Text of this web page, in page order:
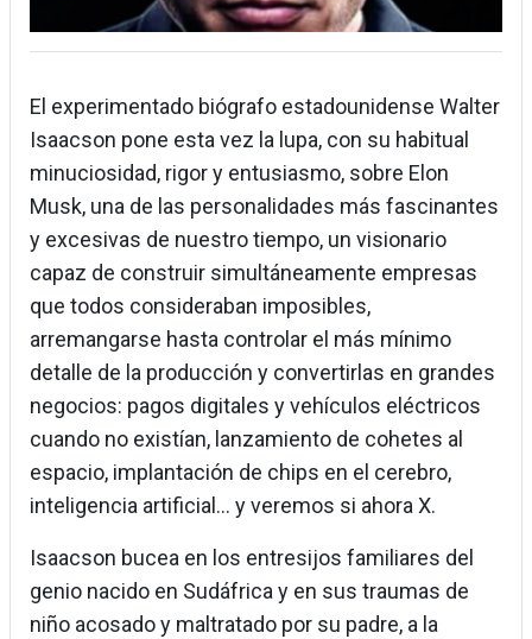
El experimentado biógrafo estadounidense Walter
Isaacson pone esta vez la lupa, con su habitual
minuciosidad, rigor y entusiasmo, sobre Elon
Musk, una de las personalidades más fascinantes
y excesivas de nuestro tiempo, un visionario
capaz de construir simultáneamente empresas
que todos consideraban imposibles,
arremangarse hasta controlar el más mínimo
detalle de la producción y convertirlas en grandes
negocios: pagos digitales y vehículos eléctricos
cuando no existían, lanzamiento de cohetes al
espacio, implantación de chips en el cerebro,
inteligencia artificial… y veremos si ahora X.
Isaacson bucea en los entresijos familiares del
genio nacido en Sudáfrica y en sus traumas de
niño acosado y maltratado por su padre, a la